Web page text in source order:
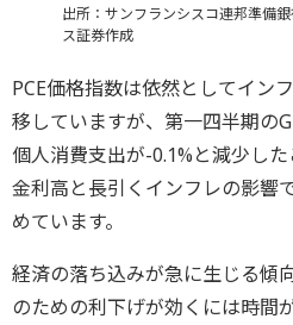
出所：サンフランシスコ連邦準備
ス証券作成
PCE価格指数は依然としてイン
移していますが、第一四半期の
個人消費支出が-0.1%と減少した
金利高と長引くインフレの影響
めています。
経済の落ち込みが急に生じる傾
のための利下げが効くには時間